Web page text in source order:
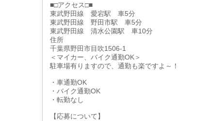
■□アクセス□■
東武野田線 愛宕駅 車5分
東武野田線 野田市駅 車5分
東武野田線 清水公園駅 車10分
住所
千葉県野田市目吹1506-1
＜マイカー、バイク通勤OK＞
駐車場有りますので、通勤も楽ですよ～！
・車通勤OK
・バイク通勤OK
・転勤なし
【応募について】